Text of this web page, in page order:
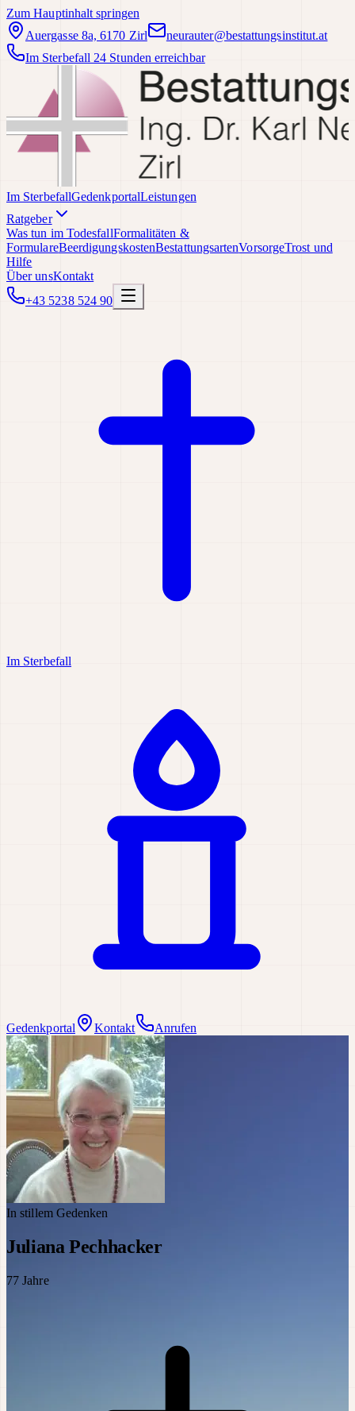
Zum Hauptinhalt springen
Auergasse 8a, 6170 Zirl
neurauter@bestattungsinstitut.at
Im Sterbefall 24 Stunden erreichbar
Im SterbefallGedenkportalLeistungen
Ratgeber
Was tun im TodesfallFormalitäten &
FormulareBeerdigungskostenBestattungsartenVorsorgeTrost und
Hilfe
Über unsKontakt
+43 5238 524 90
Im Sterbefall
Gedenkportal Kontakt Anrufen
In stillem Gedenken
Juliana Pechhacker
77 Jahre